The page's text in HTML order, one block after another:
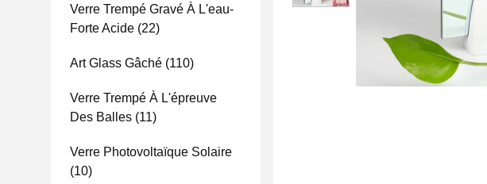
Verre Trempé Gravé À L'eau-
Forte Acide (22)
Art Glass Gâché (110)
Verre Trempé À L'épreuve
Des Balles (11)
Verre Photovoltaïque Solaire
(10)